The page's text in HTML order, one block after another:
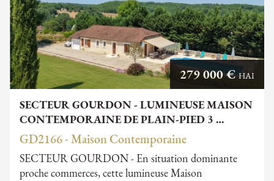
SECTEUR GOURDON - LUMINEUSE MAISON
CONTEMPORAINE DE PLAIN-PIED 3 …
279 000 €HAI
GD2166 - Maison Contemporaine
SECTEUR GOURDON - En situation dominante
proche commerces, cette lumineuse Maison